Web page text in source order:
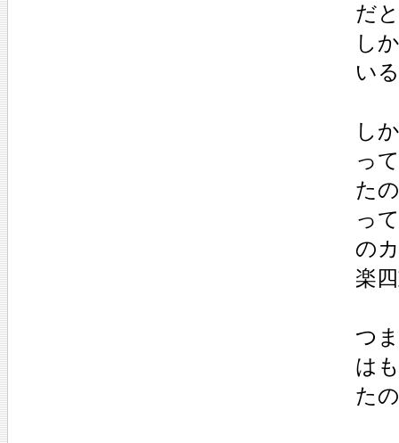
だ
し
い
し
っ
た
っ
の
楽
つ
は
た